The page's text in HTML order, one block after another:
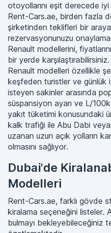
otoyollarını eşit derecede
Rent-Cars.ae, birden fazla
şirketinden teklifleri bir
rezervasyonunuzu
Renault modellerini,
bir yerde karşılaştırabilirsiniz.
Renault modelleri özellikle
keşfeden turistler ve günlük
isteyen sakinler arasında
süspansiyon ayarı ve L/
yakıt tüketimi konusundaki
kalk trafiği ile Abu Dabi
uzanan uzun açık yolların
olmasını sağlıyor.
Dubai'de
Modelleri
Rent-Cars.ae, farklı gövde
kiralama seçeneğini listeler.
bulmayı bekleyebileceğiniz